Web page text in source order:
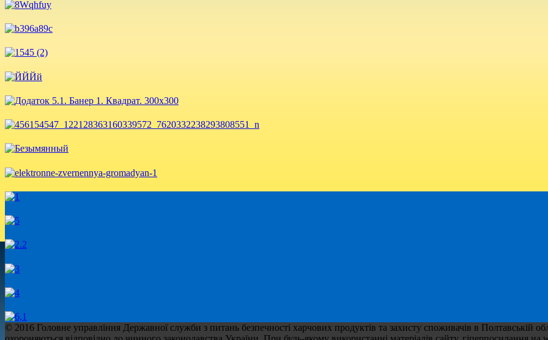
© 2016 Головне управління Державної служби з питань безпечності харчових продуктів та захисту споживачів в Полтавській